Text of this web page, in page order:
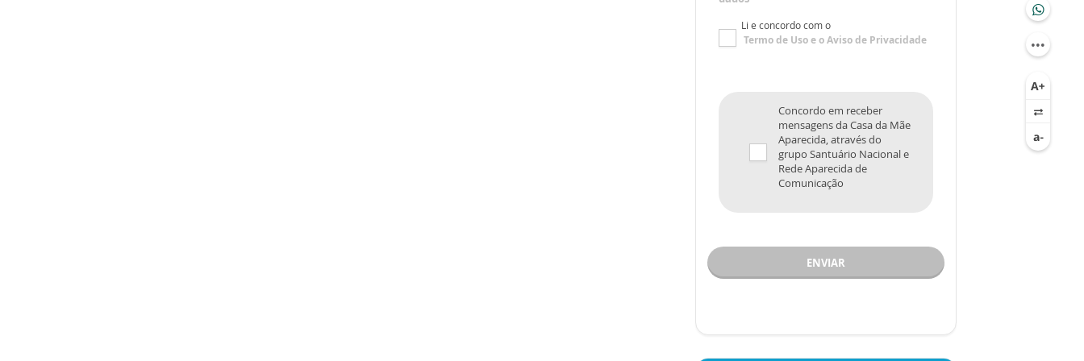
Li e concordo com o
Termo de Usoe oAviso de Privacidade
Concordo em receber
mensagens da Casa da Mãe
Aparecida, através do
grupo Santuário Nacional e
Rede Aparecida de
Comunicação
ENVIAR